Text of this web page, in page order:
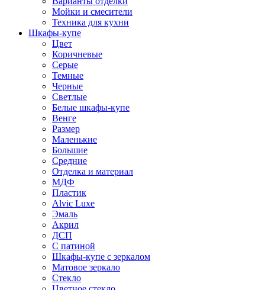
Мойки и смесители
Техника для кухни
Шкафы-купе
Цвет
Коричневые
Серые
Темные
Черные
Светлые
Белые шкафы-купе
Венге
Размер
Маленькие
Большие
Средние
Отделка и материал
МДФ
Пластик
Alvic Luxe
Эмаль
Акрил
ДСП
С патиной
Шкафы-купе с зеркалом
Матовое зеркало
Стекло